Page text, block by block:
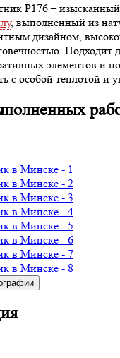
P176 –
, выполненный из
дизайном,
Подходит
элементов и
с особой теплотой и